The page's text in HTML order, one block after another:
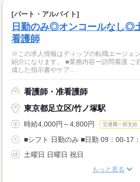
[パート・アルバイト]
日勤のみ◎オンコールなし◎
看護師
※この求人情報はディップの転職エージェ
紹介になります。 ■業務内容ー訪問看護 ご
成した指示書やケア...
看護師・准看護師
東京都足立区/竹ノ塚駅
時給4,000円～4,800円 交通費一部支給
■シフト 日勤のみ ■日勤 09：00-17：
土曜日 日曜日 祝日
もっと見る